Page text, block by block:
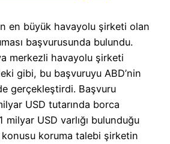
en büyük havayolu şirketi olan
başvurusunda bulundu.
merkezli havayolu şirketi
gibi, bu başvuruyu ABD’nin
gerçekleştirdi. Başvuru
USD tutarında borca
milyar USD varlığı bulunduğu
koruma talebi şirketin